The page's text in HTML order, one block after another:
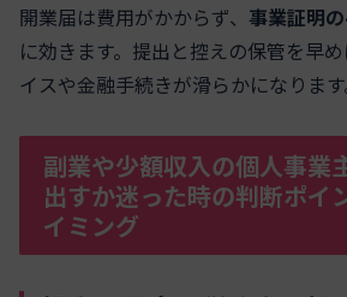
開業届は費用がかからず、 事業証明
に効きます。提出と控えの保管を早
イスや金融手続きが滑らかになります
副業や少額収入の個人事業
出すか迷った時の判断ポイ
イミング